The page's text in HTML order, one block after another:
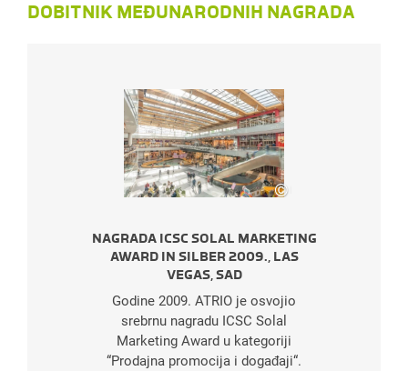
DOBITNIK MEĐUNARODNIH NAGRADA
©
NAGRADA ICSC SOLAL MARKETING
AWARD IN SILBER 2009., LAS
VEGAS, SAD
Godine 2009. ATRIO je osvojio
srebrnu nagradu ICSC Solal
Marketing Award u kategoriji
“Prodajna promocija i događaji“.